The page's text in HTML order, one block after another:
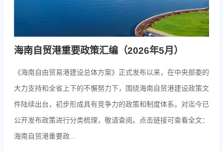
海南自贸港重要政策汇编（2026年5月）
《海南自由贸易港建设总体方案》正式发布以来，在中央部委的
大力支持和全省上下的不懈努力下，围绕海南自贸港建设政策文
件陆续出台，初步形成具有竞争力的政策和制度体系。对迄今已
公开发布政策进行分类梳理，敬请查阅。点击链接可查看全文：
海南自贸港重要政…